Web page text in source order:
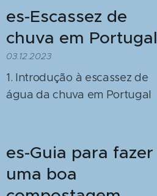
es-Escassez de
chuva em Portugal
03.12.2023
1. Introdução à escassez de
água da chuva em Portugal
es-Guia para fazer
uma boa